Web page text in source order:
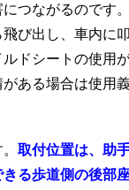
つながるのです
び出し、車内に
ドシートの使用
ある場合は使用
取付位置は、助
る歩道側の後部